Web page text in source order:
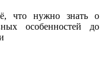
что нужно знать о
особенностей до